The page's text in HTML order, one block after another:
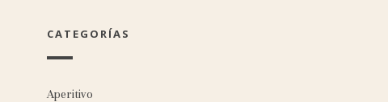
CATEGORÍAS
Aperitivo